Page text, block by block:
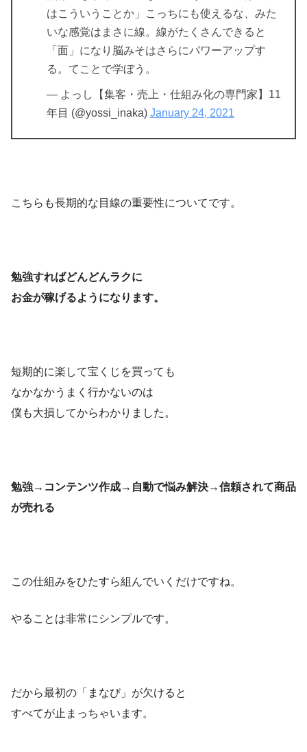
はこういうことか」こっちにも使えるな、みた
いな感覚はまさに線。線がたくさんできると
「面」になり脳みそはさらにパワーアップす
る。てことで学ぼう。
— よっし【集客・売上・仕組み化の専門家】11
年目 (@yossi_inaka) January 24, 2021
こちらも長期的な目線の重要性についてです。
勉強すればどんどんラクに
お金が稼げるようになります。
短期的に楽して宝くじを買っても
なかなかうまく行かないのは
僕も大損してからわかりました。
勉強→コンテンツ作成→自動で悩み解決→信頼されて商品
が売れる
この仕組みをひたすら組んでいくだけですね。
やることは非常にシンプルです。
だから最初の「まなび」が欠けると
すべてが止まっちゃいます。